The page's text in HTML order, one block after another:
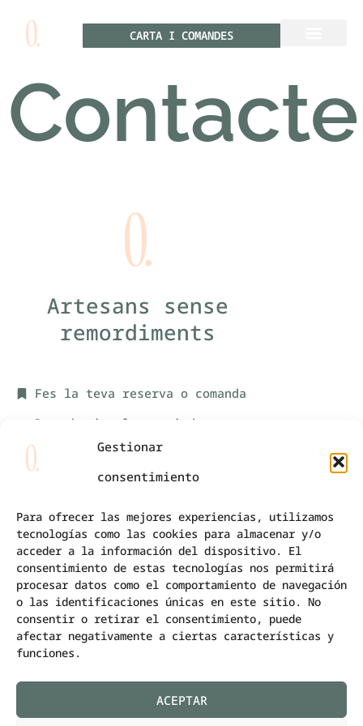
Gestionar
consentimiento
Para ofrecer las mejores experiencias, utilizamos
tecnologías como las cookies para almacenar y/o
acceder a la información del dispositivo. El
consentimiento de estas tecnologías nos permitirá
procesar datos como el comportamiento de navegación
o las identificaciones únicas en este sitio. No
consentir o retirar el consentimiento, puede
afectar negativamente a ciertas características y
funciones.
ACEPTAR
contingut
CARTA I COMANDES
Contacte
Artesans sense
remordiments
Fes la teva reserva o comanda
Descobreix el servei de
càtering
Visita el blog de La Original
Ens pots trobar a…
Mos: c. Comtat d'Urgell, 6
Serafí: c. Major, 3
A Instagram @laoriginal.cat
Trucant al 973 35 19 00